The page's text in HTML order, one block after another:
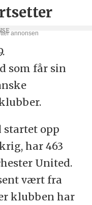
som får sin
startet opp
har 463
United.
vært fra
klubben har